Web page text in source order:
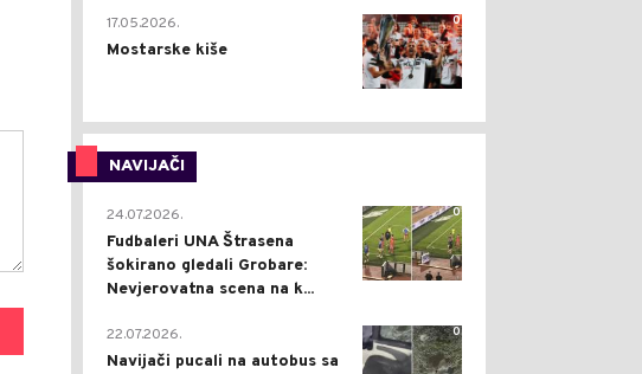
0
17.05.2026.
Mostarske kiše
NAVIJAČI
0
24.07.2026.
Fudbaleri UNA Štrasena
šokirano gledali Grobare:
Nevjerovatna scena na k...
0
22.07.2026.
Navijači pucali na autobus sa